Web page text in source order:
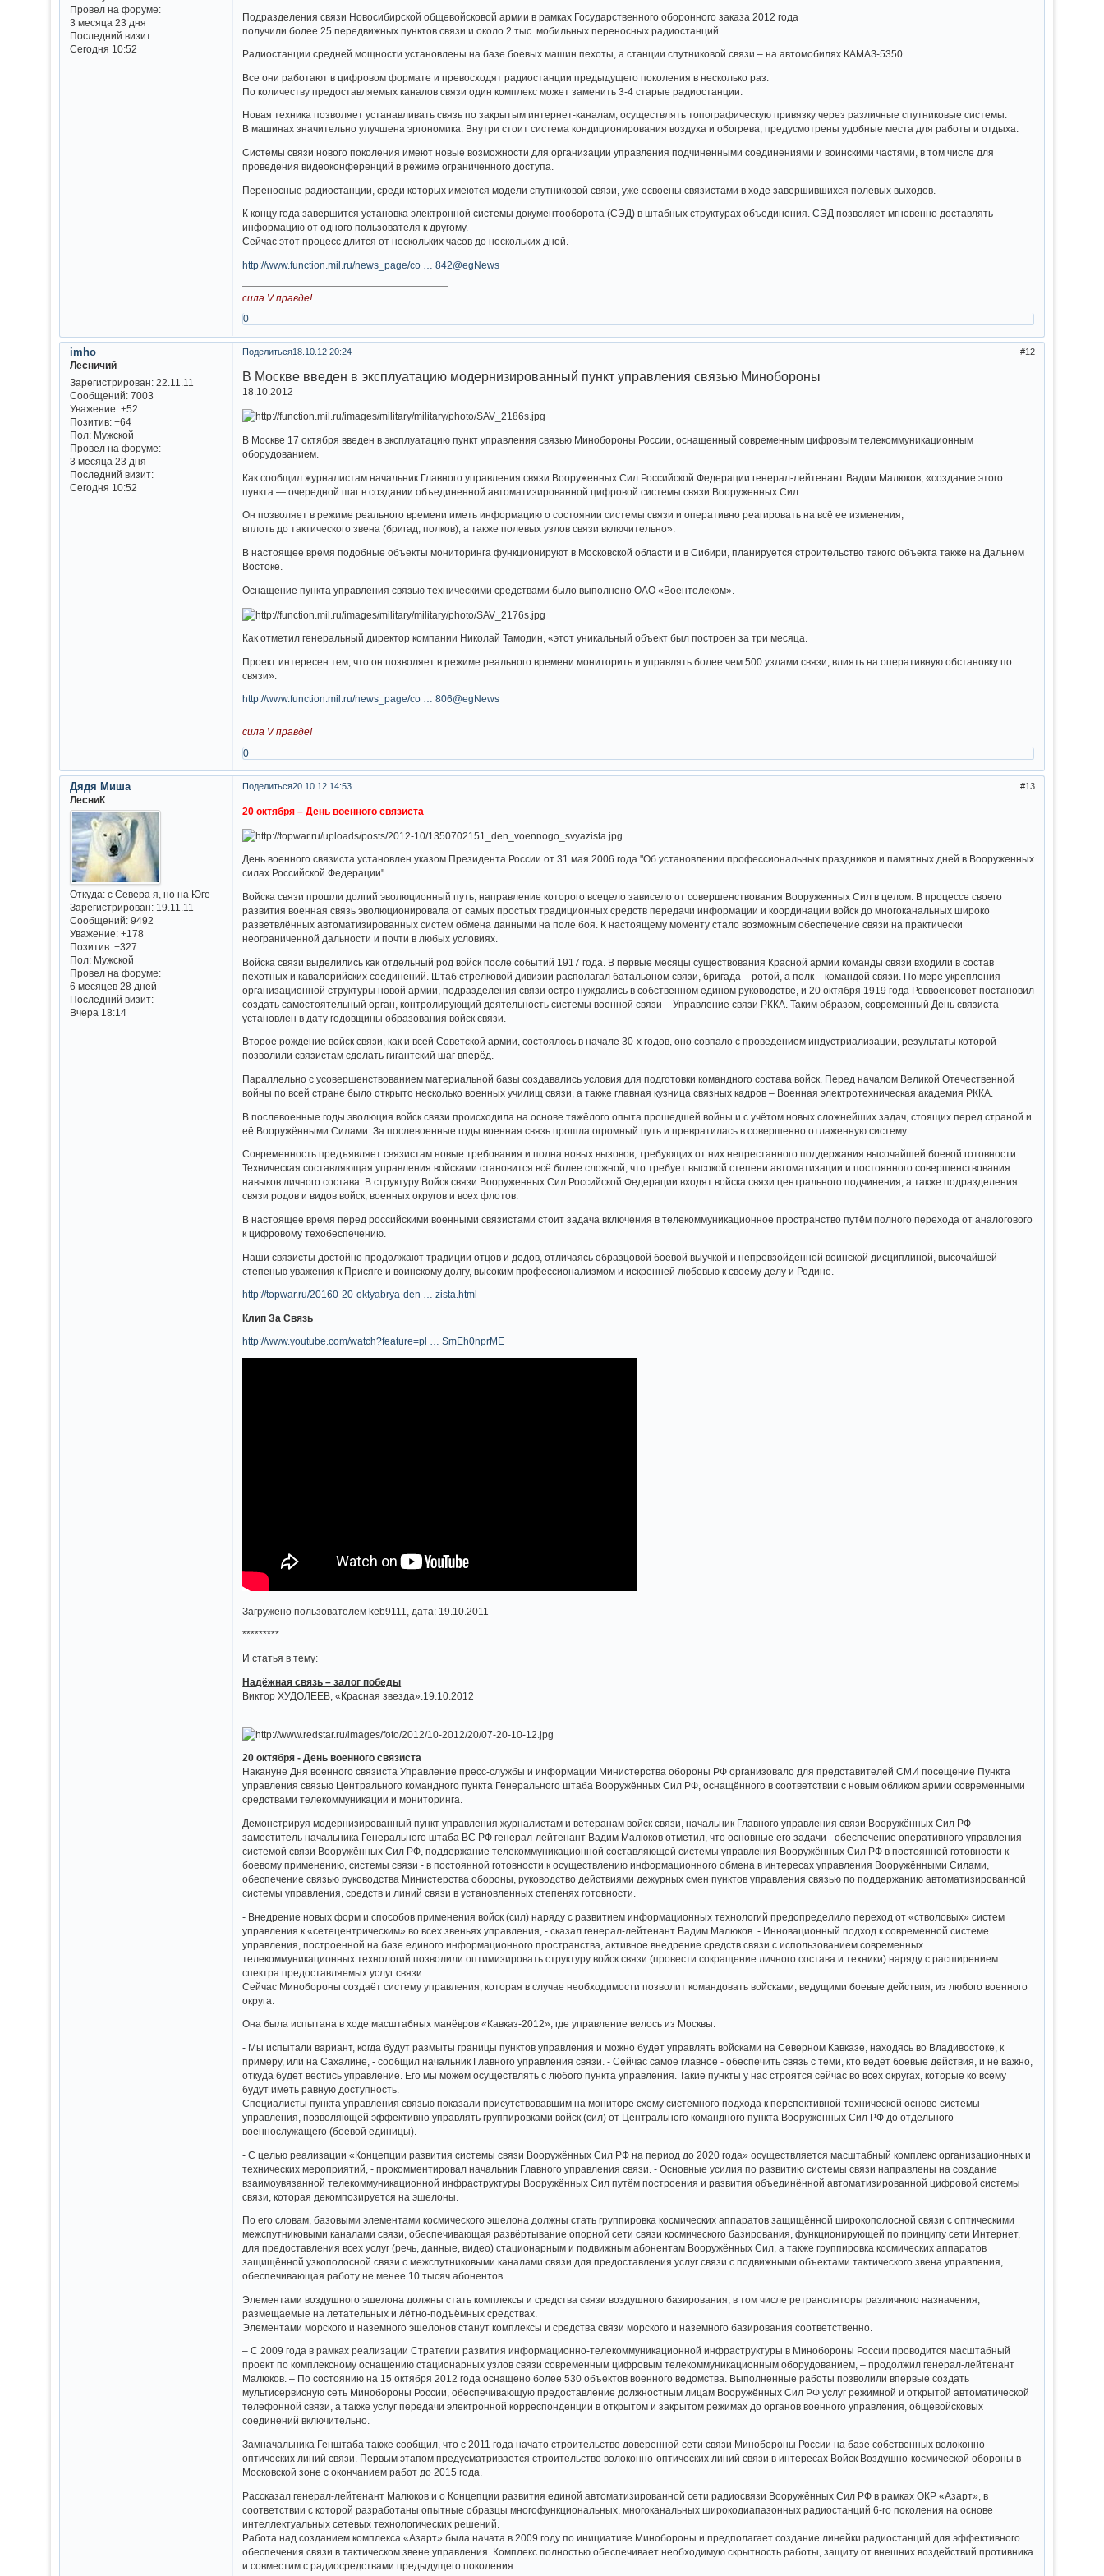
Провел на форуме:
3 месяца 23 дня
Последний визит:
Сегодня 10:52
Подразделения связи Новосибирской общевойсковой армии в рамках Государственного оборонного заказа 2012 года
получили более 25 передвижных пунктов связи и около 2 тыс. мобильных переносных радиостанций.
Радиостанции средней мощности установлены на базе боевых машин пехоты, а станции спутниковой связи – на автомобилях КАМАЗ-5350.
Все они работают в цифровом формате и превосходят радиостанции предыдущего поколения в несколько раз.
По количеству предоставляемых каналов связи один комплекс может заменить 3-4 старые радиостанции.
Новая техника позволяет устанавливать связь по закрытым интернет-каналам, осуществлять топографическую привязку через различные спутниковые системы.
В машинах значительно улучшена эргономика. Внутри стоит система кондиционирования воздуха и обогрева, предусмотрены удобные места для работы и отдыха.
Системы связи нового поколения имеют новые возможности для организации управления подчиненными соединениями и воинскими частями, в том числе для
проведения видеоконференций в режиме ограниченного доступа.
Переносные радиостанции, среди которых имеются модели спутниковой связи, уже освоены связистами в ходе завершившихся полевых выходов.
К концу года завершится установка электронной системы документооборота (СЭД) в штабных структурах объединения. СЭД позволяет мгновенно доставлять
информацию от одного пользователя к другому.
Сейчас этот процесс длится от нескольких часов до нескольких дней.
http://www.function.mil.ru/news_page/co … 842@egNews
сила V правде!
0
Поделиться 12
18.10.12 20:24
imho
Лесничий
Зарегистрирован: 22.11.11
Сообщений:7003
Уважение: +52
Позитив: +64
Пол:Мужской
Провел на форуме:
3 месяца 23 дня
Последний визит:
Сегодня 10:52
В Москве введен в эксплуатацию модернизированный пункт управления связью Минобороны
18.10.2012
В Москве 17 октября введен в эксплуатацию пункт управления связью Минобороны России, оснащенный современным цифровым телекоммуникационным
оборудованием.
Как сообщил журналистам начальник Главного управления связи Вооруженных Сил Российской Федерации генерал-лейтенант Вадим Малюков, «создание этого
пункта — очередной шаг в создании объединенной автоматизированной цифровой системы связи Вооруженных Сил.
Он позволяет в режиме реального времени иметь информацию о состоянии системы связи и оперативно реагировать на всё ее изменения,
вплоть до тактического звена (бригад, полков), а также полевых узлов связи включительно».
В настоящее время подобные объекты мониторинга функционируют в Московской области и в Сибири, планируется строительство такого объекта также на Дальнем
Востоке.
Оснащение пункта управления связью техническими средствами было выполнено ОАО «Воентелеком».
Как отметил генеральный директор компании Николай Тамодин, «этот уникальный объект был построен за три месяца.
Проект интересен тем, что он позволяет в режиме реального времени мониторить и управлять более чем 500 узлами связи, влиять на оперативную обстановку по
связи».
http://www.function.mil.ru/news_page/co … 806@egNews
сила V правде!
0
Поделиться 13
20.10.12 14:53
Дядя Миша
ЛесниК
Откуда:с Севера я, но на Юге
Зарегистрирован: 19.11.11
Сообщений:9492
Уважение: +178
Позитив: +327
Пол:Мужской
Провел на форуме:
6 месяцев 28 дней
Последний визит:
Вчера 18:14
20 октября – День военного связиста
День военного связиста установлен указом Президента России от 31 мая 2006 года "Об установлении профессиональных праздников и памятных дней в Вооруженных
силах Российской Федерации".
Войска связи прошли долгий эволюционный путь, направление которого всецело зависело от совершенствования Вооруженных Сил в целом. В процессе своего
развития военная связь эволюционировала от самых простых традиционных средств передачи информации и координации войск до многоканальных широко
разветвлённых автоматизированных систем обмена данными на поле боя. К настоящему моменту стало возможным обеспечение связи на практически
неограниченной дальности и почти в любых условиях.
Войска связи выделились как отдельный род войск после событий 1917 года. В первые месяцы существования Красной армии команды связи входили в состав
пехотных и кавалерийских соединений. Штаб стрелковой дивизии располагал батальоном связи, бригада – ротой, а полк – командой связи. По мере укрепления
организационной структуры новой армии, подразделения связи остро нуждались в собственном едином руководстве, и 20 октября 1919 года Реввоенсовет постановил
создать самостоятельный орган, контролирующий деятельность системы военной связи – Управление связи РККА. Таким образом, современный День связиста
установлен в дату годовщины образования войск связи.
Второе рождение войск связи, как и всей Советской армии, состоялось в начале 30-х годов, оно совпало с проведением индустриализации, результаты которой
позволили связистам сделать гигантский шаг вперёд.
Параллельно с усовершенствованием материальной базы создавались условия для подготовки командного состава войск. Перед началом Великой Отечественной
войны по всей стране было открыто несколько военных училищ связи, а также главная кузница связных кадров – Военная электротехническая академия РККА.
В послевоенные годы эволюция войск связи происходила на основе тяжёлого опыта прошедшей войны и с учётом новых сложнейших задач, стоящих перед страной и
её Вооружёнными Силами. За послевоенные годы военная связь прошла огромный путь и превратилась в совершенно отлаженную систему.
Современность предъявляет связистам новые требования и полна новых вызовов, требующих от них непрестанного поддержания высочайшей боевой готовности.
Техническая составляющая управления войсками становится всё более сложной, что требует высокой степени автоматизации и постоянного совершенствования
навыков личного состава. В структуру Войск связи Вооруженных Сил Российской Федерации входят войска связи центрального подчинения, а также подразделения
связи родов и видов войск, военных округов и всех флотов.
В настоящее время перед российскими военными связистами стоит задача включения в телекоммуникационное пространство путём полного перехода от аналогового
к цифровому техобеспечению.
Наши связисты достойно продолжают традиции отцов и дедов, отличаясь образцовой боевой выучкой и непревзойдённой воинской дисциплиной, высочайшей
степенью уважения к Присяге и воинскому долгу, высоким профессионализмом и искренней любовью к своему делу и Родине.
http://topwar.ru/20160-20-oktyabrya-den … zista.html
Клип За Связь
http://www.youtube.com/watch?feature=pl … SmEh0nprME
Загружено пользователем keb9111, дата: 19.10.2011
*********
И статья в тему:
Надёжная связь – залог победы
Виктор ХУДОЛЕЕВ, «Красная звезда».19.10.2012
20 октября - День военного связиста
Накануне Дня военного связиста Управление пресс-службы и информации Министерства обороны РФ организовало для представителей СМИ посещение Пункта
управления связью Центрального командного пункта Генерального штаба Вооружённых Сил РФ, оснащённого в соответствии с новым обликом армии современными
средствами телекоммуникации и мониторинга.
Демонстрируя модернизированный пункт управления журналистам и ветеранам войск связи, начальник Главного управления связи Вооружённых Сил РФ -
заместитель начальника Генерального штаба ВС РФ генерал-лейтенант Вадим Малюков отметил, что основные его задачи - обеспечение оперативного управления
системой связи Вооружённых Сил РФ, поддержание телекоммуникационной составляющей системы управления Вооружённых Сил РФ в постоянной готовности к
боевому применению, системы связи - в постоянной готовности к осуществлению информационного обмена в интересах управления Вооружёнными Силами,
обеспечение связью руководства Министерства обороны, руководство действиями дежурных смен пунктов управления связью по поддержанию автоматизированной
системы управления, средств и линий связи в установленных степенях готовности.
- Внедрение новых форм и способов применения войск (сил) наряду с развитием информационных технологий предопределило переход от «стволовых» систем
управления к «сетецентрическим» во всех звеньях управления, - сказал генерал-лейтенант Вадим Малюков. - Инновационный подход к современной системе
управления, построенной на базе единого информационного пространства, активное внедрение средств связи с использованием современных
телекоммуникационных технологий позволили оптимизировать структуру войск связи (провести сокращение личного состава и техники) наряду с расширением
спектра предоставляемых услуг связи.
Сейчас Минобороны создаёт систему управления, которая в случае необходимости позволит командовать войсками, ведущими боевые действия, из любого военного
округа.
Она была испытана в ходе масштабных манёвров «Кавказ-2012», где управление велось из Москвы.
- Мы испытали вариант, когда будут размыты границы пунктов управления и можно будет управлять войсками на Северном Кавказе, находясь во Владивостоке, к
примеру, или на Сахалине, - сообщил начальник Главного управления связи. - Сейчас самое главное - обеспечить связь с теми, кто ведёт боевые действия, и не важно,
откуда будет вестись управление. Его мы можем осуществлять с любого пункта управления. Такие пункты у нас строятся сейчас во всех округах, которые ко всему
будут иметь равную доступность.
Специалисты пункта управления связью показали присутствовавшим на мониторе схему системного подхода к перспективной технической основе системы
управления, позволяющей эффективно управлять группировками войск (сил) от Центрального командного пункта Вооружённых Сил РФ до отдельного
военнослужащего (боевой единицы).
- С целью реализации «Концепции развития системы связи Вооружённых Сил РФ на период до 2020 года» осуществляется масштабный комплекс организационных и
технических мероприятий, - прокомментировал начальник Главного управления связи. - Основные усилия по развитию системы связи направлены на создание
взаимоувязанной телекоммуникационной инфраструктуры Вооружённых Сил путём построения и развития объединённой автоматизированной цифровой системы
связи, которая декомпозируется на эшелоны.
По его словам, базовыми элементами космического эшелона должны стать группировка космических аппаратов защищённой широкополосной связи с оптическими
межспутниковыми каналами связи, обеспечивающая развёртывание опорной сети связи космического базирования, функционирующей по принципу сети Интернет,
для предоставления всех услуг (речь, данные, видео) стационарным и подвижным абонентам Вооружённых Сил, а также группировка космических аппаратов
защищённой узкополосной связи с межспутниковыми каналами связи для предоставления услуг связи с подвижными объектами тактического звена управления,
обеспечивающая работу не менее 10 тысяч абонентов.
Элементами воздушного эшелона должны стать комплексы и средства связи воздушного базирования, в том числе ретрансляторы различного назначения,
размещаемые на летательных и лётно-подъёмных средствах.
Элементами морского и наземного эшелонов станут комплексы и средства связи морского и наземного базирования соответственно.
– С 2009 года в рамках реализации Стратегии развития информационно-телекоммуникационной инфраструктуры в Минобороны России проводится масштабный
проект по комплексному оснащению стационарных узлов связи современным цифровым телекоммуникационным оборудованием, – продолжил генерал-лейтенант
Малюков. – По состоянию на 15 октября 2012 года оснащено более 530 объектов военного ведомства. Выполненные работы позволили впервые создать
мультисервисную сеть Минобороны России, обеспечивающую предоставление должностным лицам Вооружённых Сил РФ услуг режимной и открытой автоматической
телефонной связи, а также услуг передачи электронной корреспонденции в открытом и закрытом режимах до органов военного управления, общевойсковых
соединений включительно.
Замначальника Генштаба также сообщил, что с 2011 года начато строительство доверенной сети связи Минобороны России на базе собственных волоконно-
оптических линий связи. Первым этапом предусматривается строительство волоконно-оптических линий связи в интересах Войск Воздушно-космической обороны в
Московской зоне с окончанием работ до 2015 года.
Рассказал генерал-лейтенант Малюков и о Концепции развития единой автоматизированной сети радиосвязи Вооружённых Сил РФ в рамках ОКР «Азарт», в
соответствии с которой разработаны опытные образцы многофункциональных, многоканальных широкодиапазонных радиостанций 6-го поколения на основе
интеллектуальных сетевых технологических решений.
Работа над созданием комплекса «Азарт» была начата в 2009 году по инициативе Минобороны и предполагает создание линейки радиостанций для эффективного
обеспечения связи в тактическом звене управления. Комплекс полностью обеспечивает необходимую скрытность работы, защиту от внешних воздействий противника
и совместим с радиосредствами предыдущего поколения.